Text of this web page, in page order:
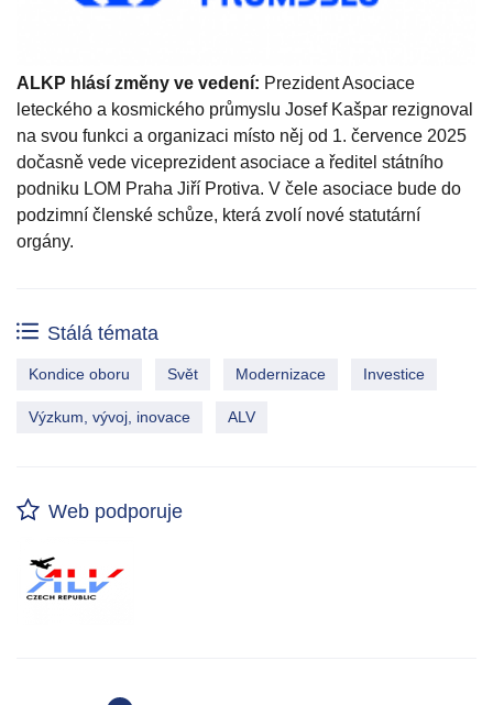
ALKP hlásí změny ve vedení: Prezident Asociace
leteckého a kosmického průmyslu Josef Kašpar rezignoval
na svou funkci a organizaci místo něj od 1. července 2025
dočasně vede viceprezident asociace a ředitel státního
podniku LOM Praha Jiří Protiva. V čele asociace bude do
podzimní členské schůze, která zvolí nové statutární
orgány.
Stálá témata
Kondice oboru Svět Modernizace Investice
Výzkum, vývoj, inovace ALV
Web podporuje